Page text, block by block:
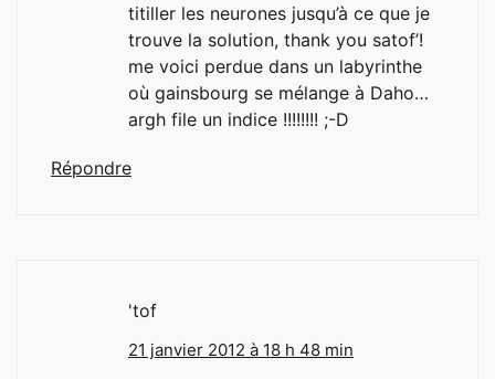
titiller les neurones jusqu’à ce que je
trouve la solution, thank you satof’!
me voici perdue dans un labyrinthe
où gainsbourg se mélange à Daho…
argh file un indice !!!!!!!! ;-D
Répondre
'tof
21 janvier 2012 à 18 h 48 min